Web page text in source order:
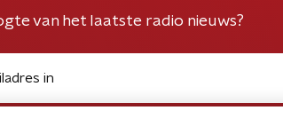
van het laatste radio nieuws?